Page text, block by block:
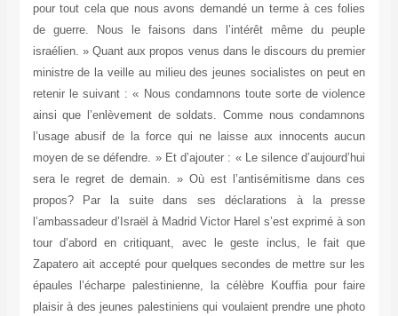
pour tout cela que nous avons demandé un terme à ces folies
de guerre. Nous le faisons dans l’intérêt même du peuple
israélien. » Quant aux propos venus dans le discours du premier
ministre de la veille au milieu des jeunes socialistes on peut en
retenir le suivant : « Nous condamnons toute sorte de violence
ainsi que l’enlèvement de soldats. Comme nous condamnons
l’usage abusif de la force qui ne laisse aux innocents aucun
moyen de se défendre. » Et d’ajouter : « Le silence d’aujourd’hui
sera le regret de demain. » Où est l’antisémitisme dans ces
propos? Par la suite dans ses déclarations à la presse
l’ambassadeur d’Israël à Madrid Victor Harel s’est exprimé à son
tour d’abord en critiquant, avec le geste inclus, le fait que
Zapatero ait accepté pour quelques secondes de mettre sur les
épaules l’écharpe palestinienne, la célèbre Kouffia pour faire
plaisir à des jeunes palestiniens qui voulaient prendre une photo